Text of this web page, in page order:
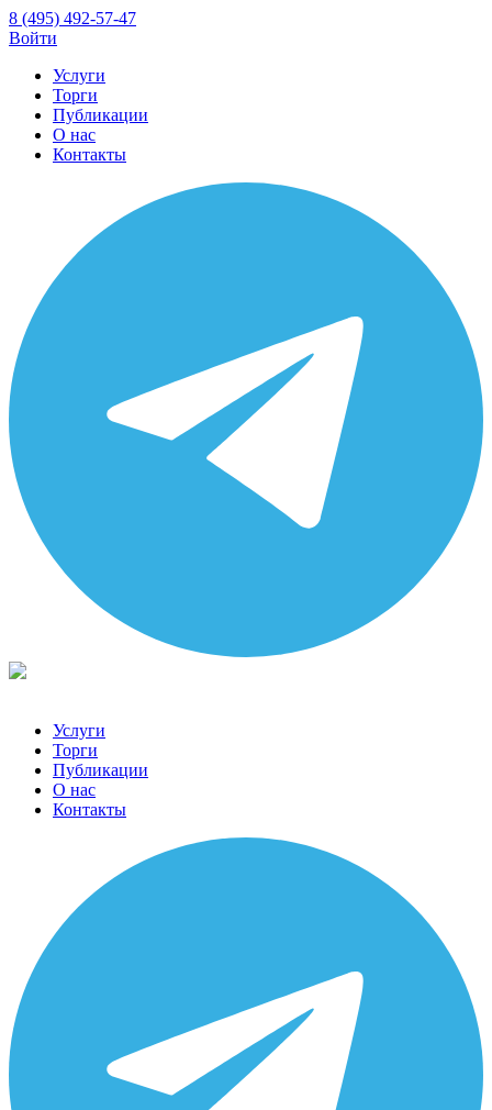
8 (495) 492-57-47
Войти
Услуги
Торги
Публикации
О нас
Контакты
Услуги
Торги
Публикации
О нас
Контакты